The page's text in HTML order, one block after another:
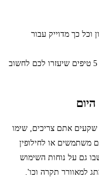
כך מדוייק עבור
על מה צריך לחשוב? או! טוב שאתם שואלים! הנה 5 טיפים שיעזרו לכם לחשוב
אתם צריכים, שימו
משתמשים או לחילופין
גם על נוחות השימוש
למאוורר תקרה וכו'.